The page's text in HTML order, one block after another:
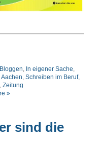
Bloggen In eigener Sache
Aachen Schreiben im Beruf,
,Zeitung
»
sind die